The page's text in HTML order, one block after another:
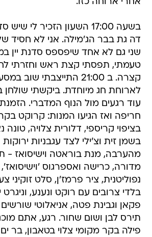
בשעה 17:00 השעון הזכיר לי
דה גת בבר הג'מילה. אני לא חסיד
שני גם לא אחד שיפספס סדנת יין
טעמתי, תפסתי קצת ראש וחזרתי
קצרה. ב 21:00 התייצבתי
לארוחת חג מיוחדת. ביקשתי שולחן
עוד רגעים מול הנוף המדברי.
חריפה ואז הגיעו המנות: קרוקט
בציפוי קריספי, דלורית צלויה,
בשמן זית וצ'ילי לצד עגבניות ירוקות
מהערבה, מנת בוראטה וישיסואז -
מדורה, כרישה ואספרגוס
נפוליטנית, ציר פרמז'ן, סלט זוקיני
בלדי צרובים עם רוקט ונענע, וניגרט
פקאן וגבינת פטה, אניאלוטי
תירס לבן ושום שחור. רגע, אתם
פילה בקר מקומי צלוי בטאבון, בר